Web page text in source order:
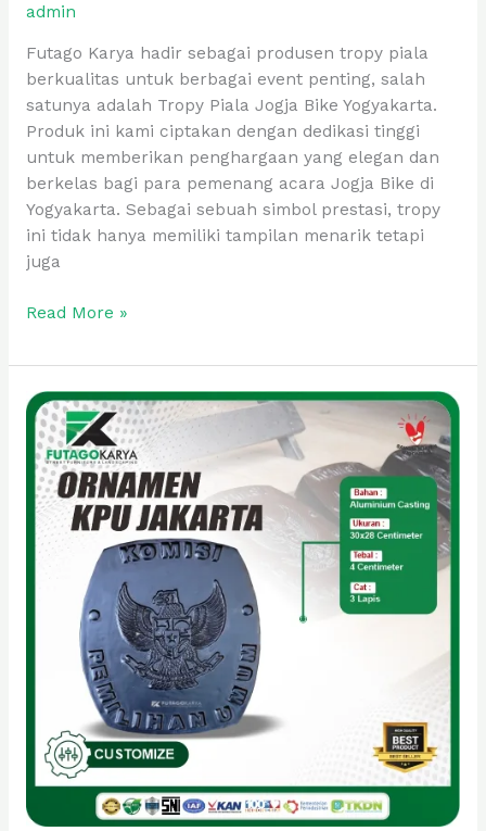
admin
Futago Karya hadir sebagai produsen tropy piala
berkualitas untuk berbagai event penting, salah
satunya adalah Tropy Piala Jogja Bike Yogyakarta.
Produk ini kami ciptakan dengan dedikasi tinggi
untuk memberikan penghargaan yang elegan dan
berkelas bagi para pemenang acara Jogja Bike di
Yogyakarta. Sebagai sebuah simbol prestasi, tropy
ini tidak hanya memiliki tampilan menarik tetapi
juga
Read More »
Ornamen
Logo
Aluminium
KPU
Jakarta